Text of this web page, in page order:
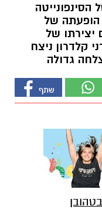
הסינפונייטה
של
יצירתו של
קלדרון ניצח
גדולה
בטהובן